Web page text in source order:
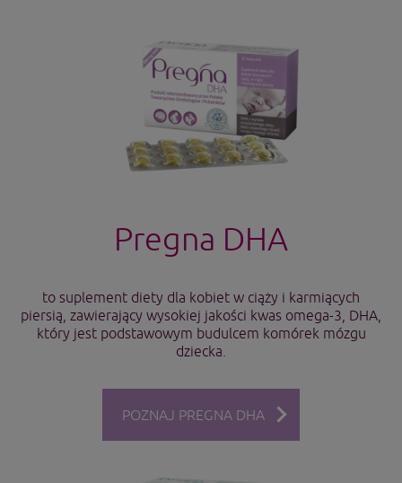
Pregna DHA
to suplement diety dla kobiet w ciąży i karmiących
piersią, zawierający wysokiej jakości kwas omega-3, DHA,
który jest podstawowym budulcem komórek mózgu
dziecka.
POZNAJ PREGNA DHA